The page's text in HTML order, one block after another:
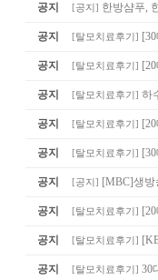
공지 [공지 ] 한방샴푸,
공지 [탈모치료후기 ]
공지 [탈모치료후기 ]
공지 [탈모치료후기 ] 하
공지 [탈모치료후기 ]
공지 [탈모치료후기 ]
공지 [공지 ] [MBC]생방
공지 [탈모치료후기 ]
공지 [탈모치료후기 ]
공지 [탈모치료후기 ] 30